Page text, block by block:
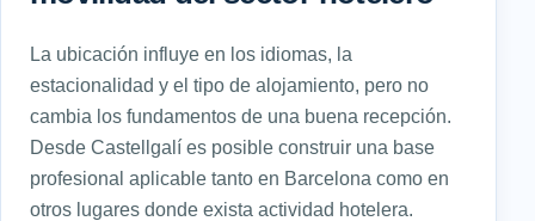
La ubicación influye en los idiomas, la
estacionalidad y el tipo de alojamiento, pero no
cambia los fundamentos de una buena recepción.
Desde Castellgalí es posible construir una base
profesional aplicable tanto en Barcelona como en
otros lugares donde exista actividad hotelera.